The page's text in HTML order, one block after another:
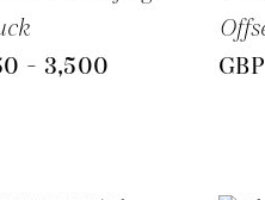
- 3,500